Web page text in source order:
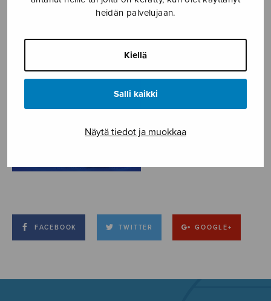
heidän palvelujaan.
Kiellä
Salli kaikki
Näytä tiedot ja muokkaa
FACEBOOK TWITTER GOOGLE+